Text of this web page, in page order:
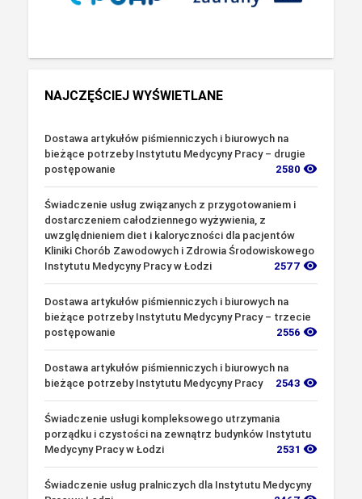
NAJCZĘŚCIEJ WYŚWIETLANE
Dostawa artykułów piśmienniczych i biurowych na
bieżące potrzeby Instytutu Medycyny Pracy – drugie
postępowanie
2580 visibility
Świadczenie usług związanych z przygotowaniem i
dostarczeniem całodziennego wyżywienia, z
uwzględnieniem diet i kaloryczności dla pacjentów
Kliniki Chorób Zawodowych i Zdrowia Środowiskowego
Instytutu Medycyny Pracy w Łodzi
2577 visibility
Dostawa artykułów piśmienniczych i biurowych na
bieżące potrzeby Instytutu Medycyny Pracy – trzecie
postępowanie
2556 visibility
Dostawa artykułów piśmienniczych i biurowych na
bieżące potrzeby Instytutu Medycyny Pracy
2543 visibility
Świadczenie usługi kompleksowego utrzymania
porządku i czystości na zewnątrz budynków Instytutu
Medycyny Pracy w Łodzi
2531 visibility
Świadczenie usług pralniczych dla Instytutu Medycyny